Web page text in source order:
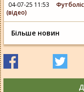
04-07-25 11:53
(відео)
Більше новин